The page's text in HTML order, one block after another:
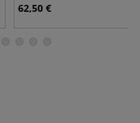
62,50 €